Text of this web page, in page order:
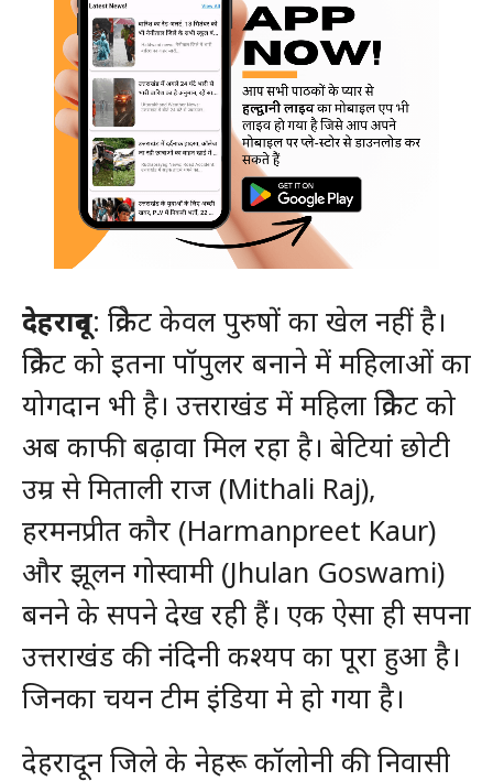
देहरादून: क्रिकेट केवल पुरुषों का खेल नहीं है।
क्रिकेट को इतना पॉपुलर बनाने में महिलाओं का
योगदान भी है। उत्तराखंड में महिला क्रिकेट को
अब काफी बढ़ावा मिल रहा है। बेटियां छोटी
उम्र से मिताली राज (Mithali Raj),
हरमनप्रीत कौर (Harmanpreet Kaur)
और झूलन गोस्वामी (Jhulan Goswami)
बनने के सपने देख रही हैं। एक ऐसा ही सपना
उत्तराखंड की नंदिनी कश्यप का पूरा हुआ है।
जिनका चयन टीम इंडिया मे हो गया है।
देहरादून जिले के नेहरू कॉलोनी की निवासी